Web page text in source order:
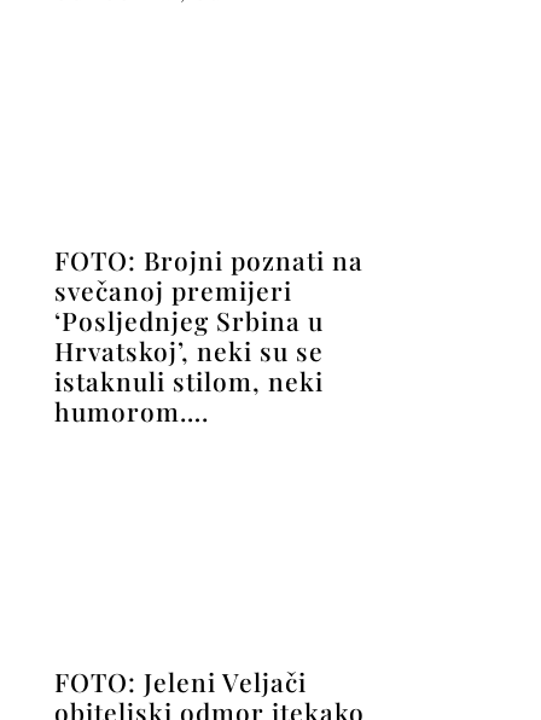
‘Posljednjeg Srbina u
FOTO: Jeleni Veljači
obiteljski odmor itekako
godi, opušteno je otkrila